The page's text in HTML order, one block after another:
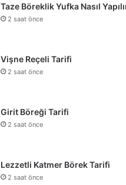
Taze Böreklik Yufka Nasıl
2 saat önce
Vişne Reçeli Tarifi
2 saat önce
Girit Böreği Tarifi
2 saat önce
Lezzetli Katmer Börek Tarifi
2 saat önce